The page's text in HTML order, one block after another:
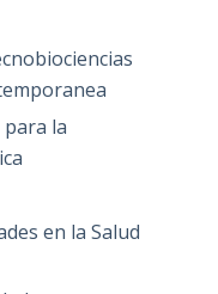
para la
en la Salud